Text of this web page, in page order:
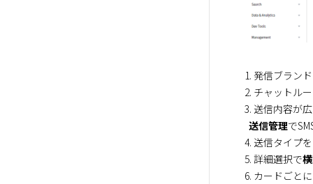
1. 発信ブラン
2. チャットル
3. 送信内容が
送信管理で
4. 送信タイプを
5. 詳細選択で
6. カードごと